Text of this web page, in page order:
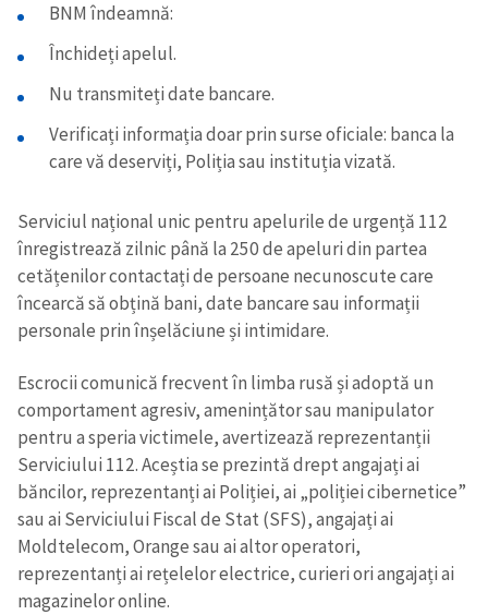
BNM îndeamnă:
Închideți apelul.
Nu transmiteți date bancare.
Verificați informația doar prin surse oficiale: banca la
care vă deserviți, Poliția sau instituția vizată.
Serviciul național unic pentru apelurile de urgență 112
înregistrează zilnic până la 250 de apeluri din partea
cetățenilor contactați de persoane necunoscute care
încearcă să obțină bani, date bancare sau informații
personale prin înșelăciune și intimidare.
Escrocii comunică frecvent în limba rusă și adoptă un
comportament agresiv, amenințător sau manipulator
pentru a speria victimele, avertizează reprezentanții
Serviciului 112. Aceștia se prezintă drept angajați ai
băncilor, reprezentanți ai Poliției, ai „poliției cibernetice”
sau ai Serviciului Fiscal de Stat (SFS), angajați ai
Moldtelecom, Orange sau ai altor operatori,
reprezentanți ai rețelelor electrice, curieri ori angajați ai
magazinelor online.